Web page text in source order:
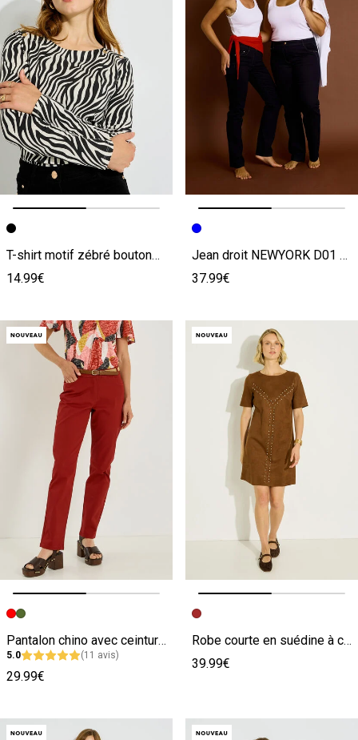
Image précédente
Image suivante
T-shirt motif zébré boutons femme
14.99€
Image précédente
Image suivante
Jean droit NEWYORK D01 femme
37.99€
Image précédente
Image suivante
Pantalon chino avec ceinture femme
5.0 (11 avis)
29.99€
Image précédente
Image suivante
Robe courte en suédine à clous
39.99€